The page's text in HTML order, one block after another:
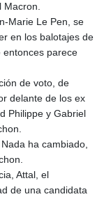
Macron.
Marie Le Pen, se
en los balotajes de
entonces parece
de voto, de
delante de los ex
Philippe y Gabriel
ha cambiado,
Attal, el
de una candidata